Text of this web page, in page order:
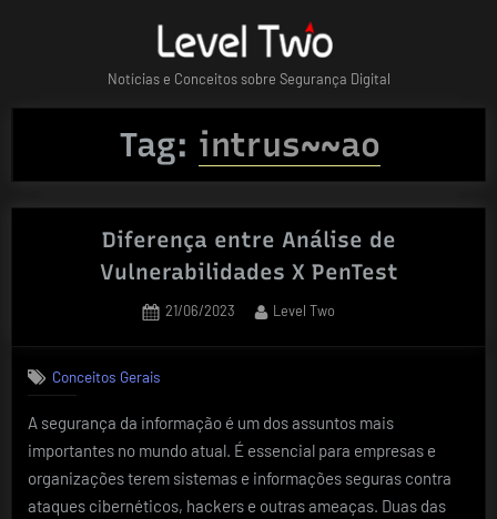
Notícias e Conceitos sobre Segurança Digital
Tag: intrus~~ao
Diferença entre Análise de
Vulnerabilidades X PenTest
Posted
21/06/2023 By
Level Two
Conceitos Gerais
A segurança da informação é um dos assuntos mais
importantes no mundo atual. É essencial para empresas e
organizações terem sistemas e informações seguras contra
ataques cibernéticos, hackers e outras ameaças. Duas das